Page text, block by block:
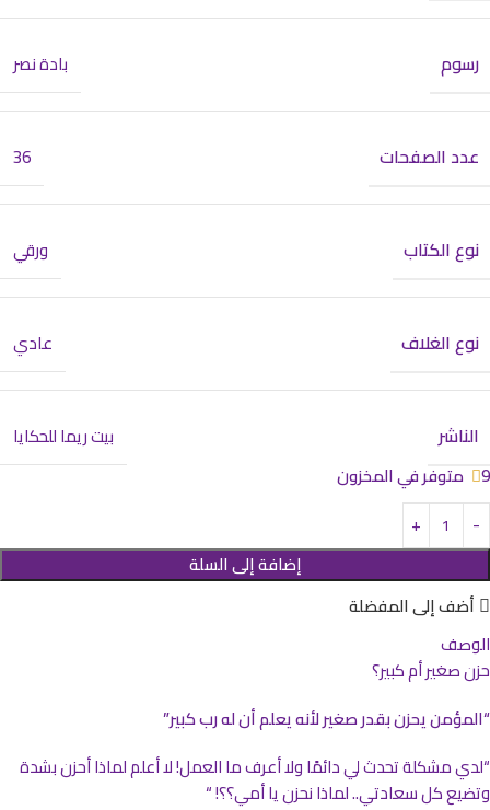
رسوم بادة نصر
عدد الصفحات 36
نوع الكتاب ورقي
نوع الغلاف عادي
الناشر
بيت ريما للحكايا
9 متوفر في المخزون
إضافة إلى السلة
أضف إلى المفضلة
الوصف
حزن صغير أم كبير؟
“المؤمن يحزن بقدر صغير لأنه يعلم أن له رب كبير”
“لدي مشكلة تحدث لي دائمًا ولا أعرف ما العمل! لا أعلم لماذا أحزن بشدة
وتضيع كل سعادتي.. لماذا نحزن يا أمي؟؟! “